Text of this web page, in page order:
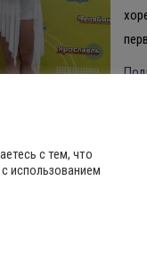
школы искусств № 1
воздухе”) — метод
“пленэр”
с тем, что
использованием